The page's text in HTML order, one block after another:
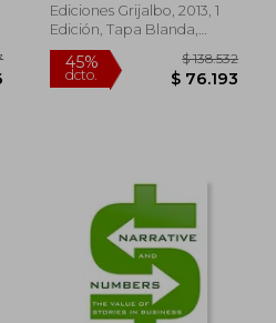
Ediciones Grijalbo, 2013, 1
Edición, Tapa Blanda,
Nuevo